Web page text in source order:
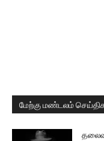
மேற்கு மண்டலம்